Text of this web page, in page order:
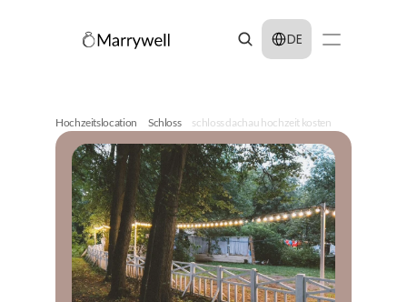
Select Language
DE
Hochzeitslocation Schloss schloss dachau hochzeit kosten